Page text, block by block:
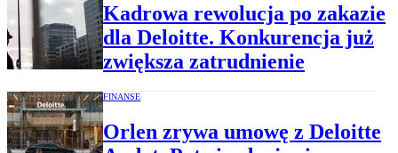
Kadrowa rewolucja po zakazie
dla Deloitte. Konkurencja już
zwiększa zatrudnienie
FINANSE
Orlen zrywa umowę z Deloitte